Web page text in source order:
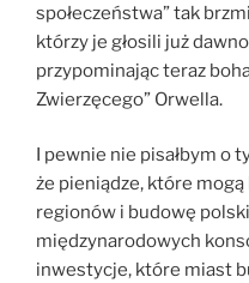
społeczeństwa” tak
którzy je głosili już
przypominając teraz
Zwierzęcego” Orwella.
I pewnie nie pisałbym o
że pieniądze, które
regionów i budowę
międzynarodowych
inwestycje, które miast